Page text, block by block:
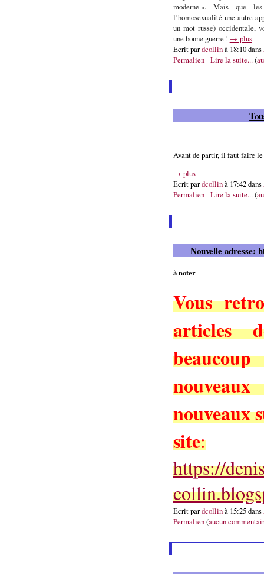
moderne ». Mais que
l’homosexualité une autre
un mot russe) occidentale,
une bonne guerre ! → plus
Ecrit pardcollinà 18:10 dans
Permalien - Lire la suite...(
Avant de partir, il faut faire le
→ plus
Ecrit pardcollinà 17:42 dans
Permalien - Lire la suite...(
Nouvelle adresse:
à noter
Vous
articles
nouveaux
site:
https://
Ecrit pardcollinà 15:25 dans
Permalien(aucun